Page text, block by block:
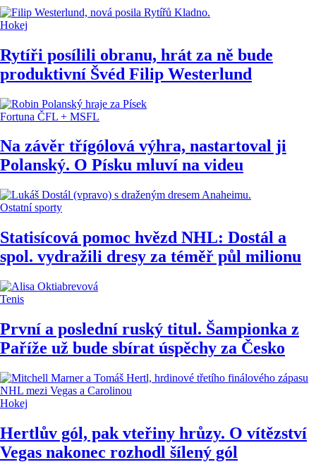
Hokej
Rytíři posílili obranu, hrát za ně bude
produktivní Švéd Filip Westerlund
Fortuna ČFL + MSFL
Na závěr třígólová výhra, nastartoval ji
Polanský. O Písku mluví na videu
Ostatní sporty
Statisícová pomoc hvězd NHL: Dostál a
spol. vydražili dresy za téměř půl milionu
Tenis
První a poslední ruský titul. Šampionka z
Paříže už bude sbírat úspěchy za Česko
Hokej
Hertlův gól, pak vteřiny hrůzy. O vítězství
Vegas nakonec rozhodl šílený gól